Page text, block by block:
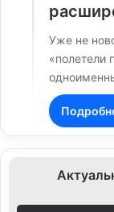
Уже не
«полетели